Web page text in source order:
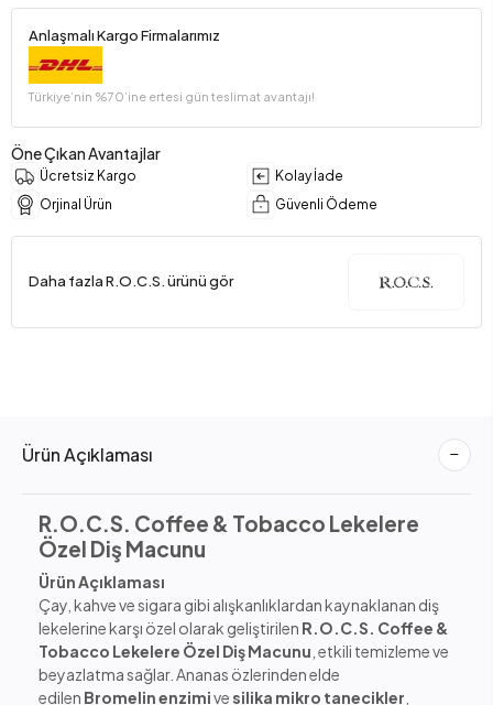
Anlaşmalı Kargo Firmalarımız
Türkiye’nin %70’ine ertesi gün teslimat avantajı!
Öne Çıkan Avantajlar
Ücretsiz Kargo
Kolay İade
Orjinal Ürün
Güvenli Ödeme
Daha fazla R.O.C.S. ürünü gör
Ürün Açıklaması
R.O.C.S. Coffee & Tobacco Lekelere
Özel Diş Macunu
Ürün Açıklaması
Çay, kahve ve sigara gibi alışkanlıklardan kaynaklanan diş
lekelerine karşı özel olarak geliştirilen R.O.C.S. Coffee &
Tobacco Lekelere Özel Diş Macunu , etkili temizleme ve
beyazlatma sağlar. Ananas özlerinden elde
edilen Bromelin enzimive silika mikro tanecikler